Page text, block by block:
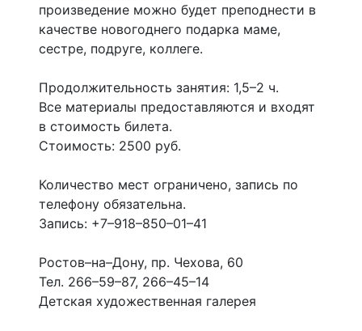
произведение можно будет преподнести в
качестве новогоднего подарка маме,
сестре, подруге, коллеге.
Продолжительность занятия: 1,5–2 ч.
Все материалы предоставляются и входят
в стоимость билета.
Стоимость: 2500 руб.
Количество мест ограничено, запись по
телефону обязательна.
Запись: +7–918–850–01–41
Ростов–на–Дону, пр. Чехова, 60
Тел. 266–59–87, 266–45–14
Детская художественная галерея